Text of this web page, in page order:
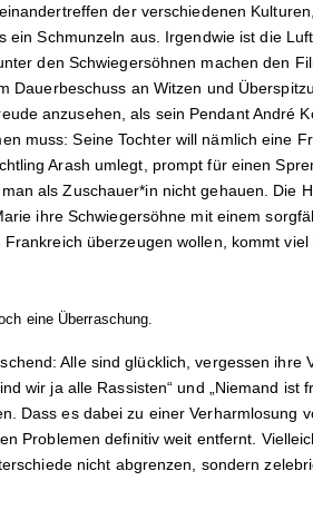
der verschiedenen
ein Schmunzeln aus. Irgendwie ist die
den Schwiegersöhnen machen den
Dauerbeschuss an Witzen und
anzusehen, als sein Pendant André
muss: Seine Tochter will nämlich eine
Arash umlegt, prompt für einen
als Zuschauer*in nicht gehauen. Die
ihre Schwiegersöhne mit einem
überzeugen wollen, kommt viel
eine Überraschung.
Alle sind glücklich, vergessen ihre
wir ja alle Rassisten“ und „Niemand ist
Dass es dabei zu einer Verharmlosung
Problemen definitiv weit entfernt.
nicht abgrenzen, sondern